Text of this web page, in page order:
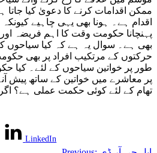
ممکن اقدامات کرنے کا دعویٰ کیا
اقدام ہے۔ ہونا بھی یہی چاہیے
پہنچانا حکومت وقت کا اہم فریضہ اور
بھی ہے۔ سوال یہ ہے کہ کیا
حرکتوں کے مرتکیب افراد پر بھی
طور پر خواتین سیاحوں کے لئے۔ کیا
پر معاشرے میں خواتین کے ساتھ پیش
تھام کے لئے کوئی حکمت عملی ہے؟
LinkedIn